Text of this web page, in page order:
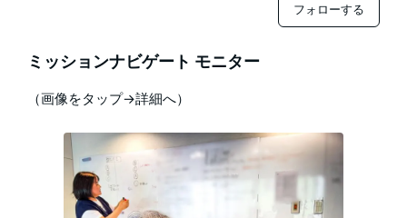
フォローする
ミッションナビゲート モニター
（画像をタップ→詳細へ）